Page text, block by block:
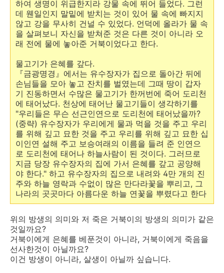
하여 생명이 위급한지라 강물 속에 뛰어 들었다. 그런
데 웬일인지 말밑에 받치는 것이 있어 물 속에 빠지지
않고 강을 무사히 건널 수 있었다. 언덕에 올라가 물 속
을 살펴보니 자신을 받쳐준 것은 다른 것이 아니라 오
래 전에 물에 놓아준 거북이었다고 한다.
물고기가 은혜를 갚다.
『금광명경』에서는 유수장자가 집으로 돌아간 뒤에
손님들을 모아 놓고 잔치를 벌였는데 그때 땅이 갑자
기 진동하면서 수많은 물고기가 한꺼번에 죽어 도리천
에 태어났다. 천상에 태어난 물고기들이 생각하기를
"우리들은 무슨 선근인연으로 도리천에 태어났을까?
(중략) 유수장자가 우리에게 물과 먹을 것을 주고 우리
를 위해 깊고 묘한 것을 주고 우리를 위해 깊고 묘한 십
이인연 설해 주고 보승여래의 이름을 들려 준 인연으
로 도리천에 태어나 하늘사람이 된 것이다. 그러므로
지금 당장 유수장자의 집에 가서 은혜를 갚고 공양해
야 한다." 하고 유수장자의 집으로 내려와 4만 개의 진
주와 하늘 영락과 수없이 많은 만다라꽃을 뿌리고, 그
나라의 곳곳마다 아름다운 하늘 연꽃을 뿌렸다고 한다
위의 방생의 의미와 저 죽은 거북이의 방생의 의미가 같은
것일까요?
거북이에게 은혜를 베푼것이 아니라, 거북이에게 죽음을
선사한것이 아닐까요?
이건 방생이 아니라, 살생이 아닐까 싶습니다.